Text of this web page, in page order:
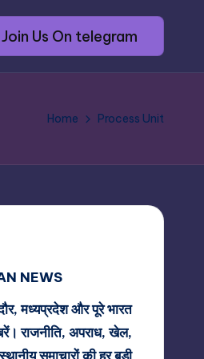
Join Us On telegram
Home Process Unit
NEWS
मध्यप्रदेश और पूरे भारत
राजनीति, अपराध, खेल,